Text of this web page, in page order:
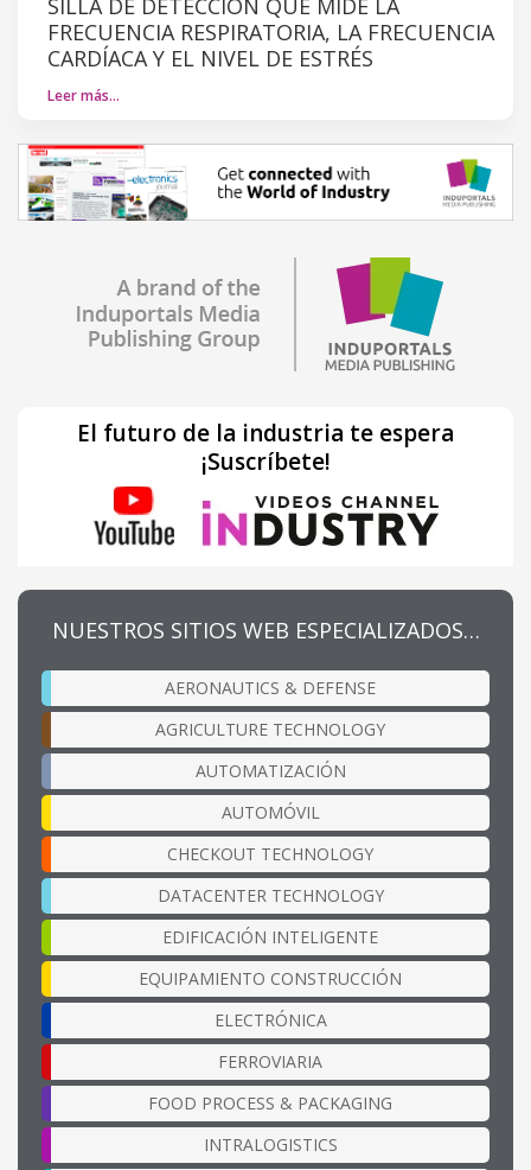
SILLA DE DETECCIÓN QUE MIDE LA
FRECUENCIA RESPIRATORIA, LA FRECUENCIA
CARDÍACA Y EL NIVEL DE ESTRÉS
Leer más…
El futuro de la industria te espera
¡Suscríbete!
NUESTROS SITIOS WEB ESPECIALIZADOS…
AERONAUTICS & DEFENSE
AGRICULTURE TECHNOLOGY
AUTOMATIZACIÓN
AUTOMÓVIL
CHECKOUT TECHNOLOGY
DATACENTER TECHNOLOGY
EDIFICACIÓN INTELIGENTE
EQUIPAMIENTO CONSTRUCCIÓN
ELECTRÓNICA
FERROVIARIA
FOOD PROCESS & PACKAGING
INTRALOGISTICS